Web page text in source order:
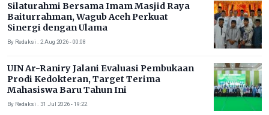
Silaturahmi Bersama Imam Masjid Raya
Baiturrahman, Wagub Aceh Perkuat
Sinergi dengan Ulama
By Redaksi . 2 Aug 2026 - 00:08
UIN Ar-Raniry Jalani Evaluasi Pembukaan
Prodi Kedokteran, Target Terima
Mahasiswa Baru Tahun Ini
By Redaksi . 31 Jul 2026 - 19:22